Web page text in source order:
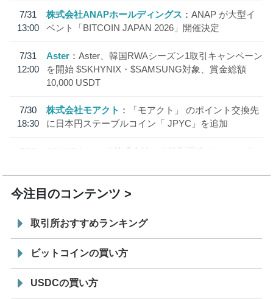
7/31
13:00
株式会社ANAPホールディングス
ANAP が大型イ
ベント「BITCOIN JAPAN 2026」開催決定
7/31
12:00
Aster
Aster、韓国RWAシーズン1取引キャンペーン
を開始 $SKHYNIX・$SAMSUNG対象、賞金総額
10,000 USDT
7/30
18:30
株式会社モアクト
「モアクト」 のポイント交換先
に日本円ステーブルコイン「 JPYC」を追加
7/29
SBI VCトレード株式会社
信託型円建てステーブル
今注目のコンテンツ
取引所おすすめランキング
ビットコインの買い方
USDCの買い方